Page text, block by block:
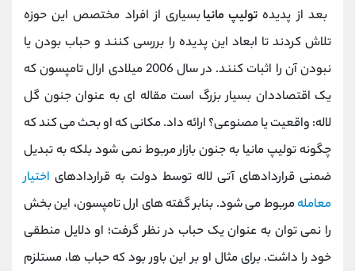
بعد از پدیده تولیپ مانیابسیاری از افراد مختصص این حوزه
تلاش کردند تا ابعاد این پدیده را بررسی کنند و حباب بودن یا
نبودن آن را اثبات کنند. در سال 2006 میلادی ارال تامپسون که
یک اقتصاددان بسیار بزرگ است مقاله ای به عنوان جنون گل
لاله: واقعیت یا مصنوعی؟ ارائه داد. مکانی که او بحث می کند که
چگونه تولیپ مانیا به جنون بازار مربوط نمی شود بلکه به تبدیل
ضمنی قراردادهای آتی لاله توسط دولت به قراردادهای اختیار
معاملهمربوط می‌ شود. بنابر گفته های ارل تامپسون، این بخش
را نمی توان به عنوان یک حباب در نظر گرفت؛ او دلایل منطقی
خود را داشت. برای مثال او بر این باور بود که حباب ها، مستلزم